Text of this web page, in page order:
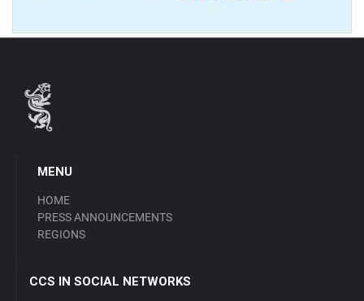
MENU
HOME
PRESS ANNOUNCEMENTS
REGIONS
CCS IN SOCIAL NETWORKS